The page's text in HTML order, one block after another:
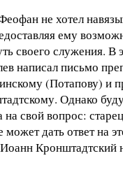
не хотел
ему
своего служения. В
написал письмо
(Потапову) и
Однако
на свой вопрос:
может дать ответ на
Кронштадтский